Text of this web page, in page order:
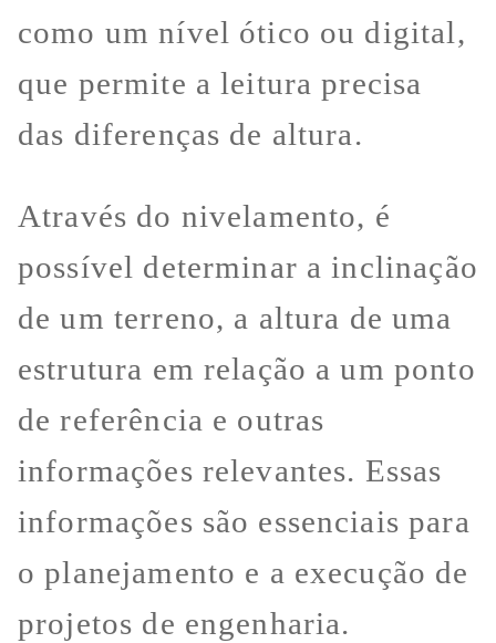
como um nível ótico ou digital,
que permite a leitura precisa
das diferenças de altura.
Através do nivelamento, é
possível determinar a inclinação
de um terreno, a altura de uma
estrutura em relação a um ponto
de referência e outras
informações relevantes. Essas
informações são essenciais para
o planejamento e a execução de
projetos de engenharia.